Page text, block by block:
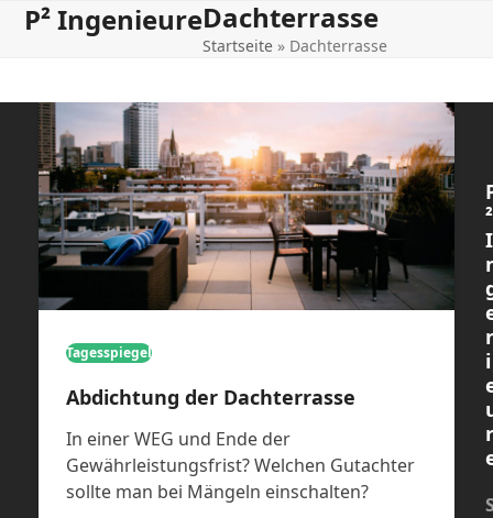
SkipP² Ingenieure
Open
Close
Dachterrasse
Startseite » Dachterrasse
Tagesspiegel
Abdichtung der Dachterrasse
In einer WEG und Ende der
Gewährleistungsfrist? Welchen Gutachter
sollte man bei Mängeln einschalten?
²
I
i
r